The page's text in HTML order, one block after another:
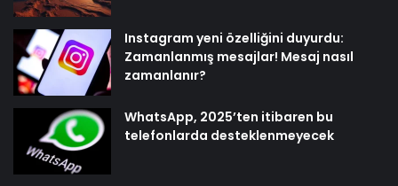
Instagram yeni özelliğini duyurdu:
Zamanlanmış mesajlar! Mesaj nasıl
zamanlanır?
WhatsApp, 2025’ten itibaren bu
telefonlarda desteklenmeyecek